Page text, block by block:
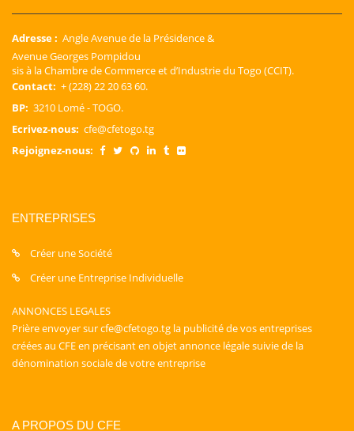
Adresse : Angle Avenue de la Présidence &
Avenue Georges Pompidou
sis à la Chambre de Commerce et d’Industrie du Togo (CCIT).
Contact: + (228) 22 20 63 60.
BP: 3210 Lomé - TOGO.
Ecrivez-nous: cfe@cfetogo.tg
Rejoignez-nous:
ENTREPRISES
Créer une Société
Créer une Entreprise Individuelle
ANNONCES LEGALES
Prière envoyer sur cfe@cfetogo.tg la publicité de vos entreprises
créées au CFE en précisant en objet annonce légale suivie de la
dénomination sociale de votre entreprise
A PROPOS DU CFE